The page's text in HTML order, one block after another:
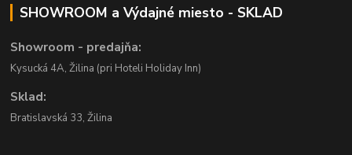
SHOWROOM a Výdajné miesto - SKLAD
Showroom - predajňa:
Kysucká 4A, Žilina (pri Hoteli Holiday Inn)
Sklad:
Bratislavská 33, Žilina